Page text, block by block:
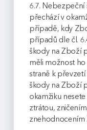
6.7. Nebezpeční
přechází v
případě, kdy
případů dle čl.
škody na Zboží
měli možnost
straně k
škody na Zboží
okamžiku
ztrátou,
znehodnocením